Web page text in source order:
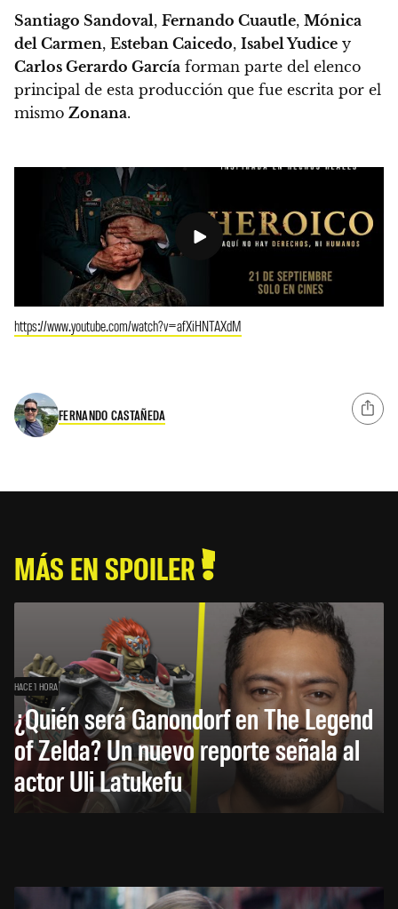
Santiago Sandoval, Fernando Cuautle, Mónica
del Carmen, Esteban Caicedo, Isabel Yudice y
Carlos Gerardo García forman parte del elenco
principal de esta producción que fue escrita por el
mismo Zonana.
https://www.youtube.com/watch?v=afXiHNTAXdM
FERNANDO CASTAÑEDA
MÁS EN SPOILER
HACE 1 HORA
¿Quién será Ganondorf en The Legend
of Zelda? Un nuevo reporte señala al
actor Uli Latukefu